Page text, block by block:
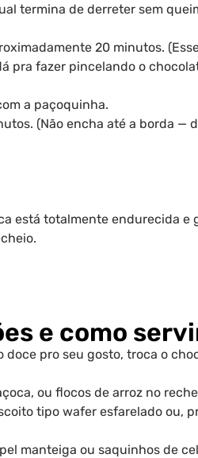
termina de derreter sem
20 minutos.
pra fazer pincelando o
a paçoquinha.
(Não encha até a borda —
está totalmente endurecida e
e como
doce pro seu gosto, troca o
ou flocos de arroz no
tipo wafer esfarelado ou,
manteiga ou saquinhos de